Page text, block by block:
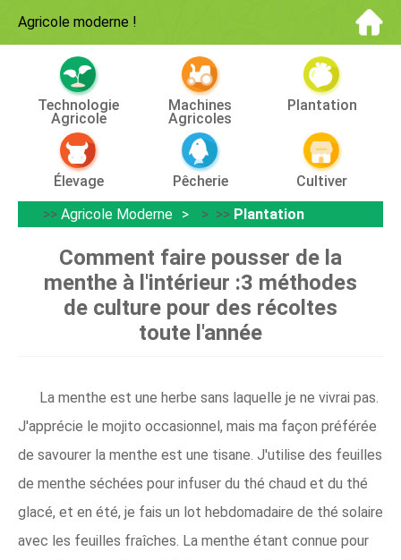
Agricole moderne !
Technologie
Agricole
Machines
Agricoles
Plantation
Élevage Pêcherie
Cultiver
>> Agricole Moderne > >> Plantation
Comment faire pousser de la
menthe à l'intérieur :3 méthodes
de culture pour des récoltes
toute l'année
La menthe est une herbe sans laquelle je ne vivrai pas.
J'apprécie le mojito occasionnel, mais ma façon préférée
de savourer la menthe est une tisane. J'utilise des feuilles
de menthe séchées pour infuser du thé chaud et du thé
glacé, et en été, je fais un lot hebdomadaire de thé solaire
avec les feuilles fraîches. La menthe étant connue pour